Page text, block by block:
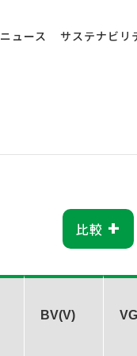
ニュース サステナビリ
比較 +
BV(V)